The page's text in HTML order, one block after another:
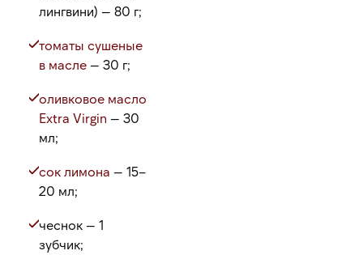
лингвини) — 80 г;
томаты сушеные
в масле — 30 г;
оливковое масло
Extra Virgin — 30
мл;
сок лимона — 15–
20 мл;
чеснок — 1
зубчик;